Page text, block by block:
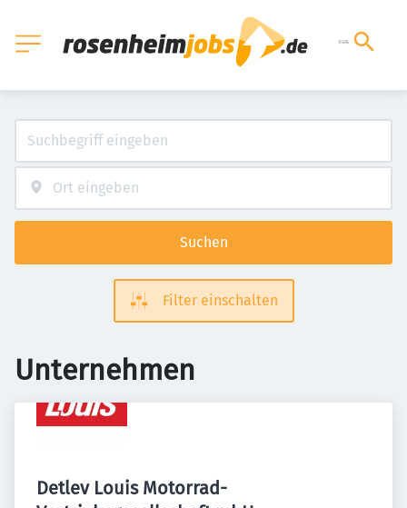
Suchen
Filter einschalten
Unternehmen
Detlev Louis Motorrad-